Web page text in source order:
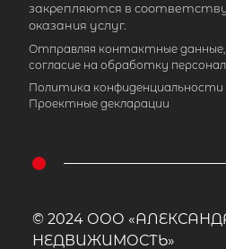
закрепляются в
оказания услуг.
Отправляя контактные
согласие на обработку
Политика конфиденциальности
Проектные декларации
© 2024 ООО
НЕДВИЖИМОСТЬ»